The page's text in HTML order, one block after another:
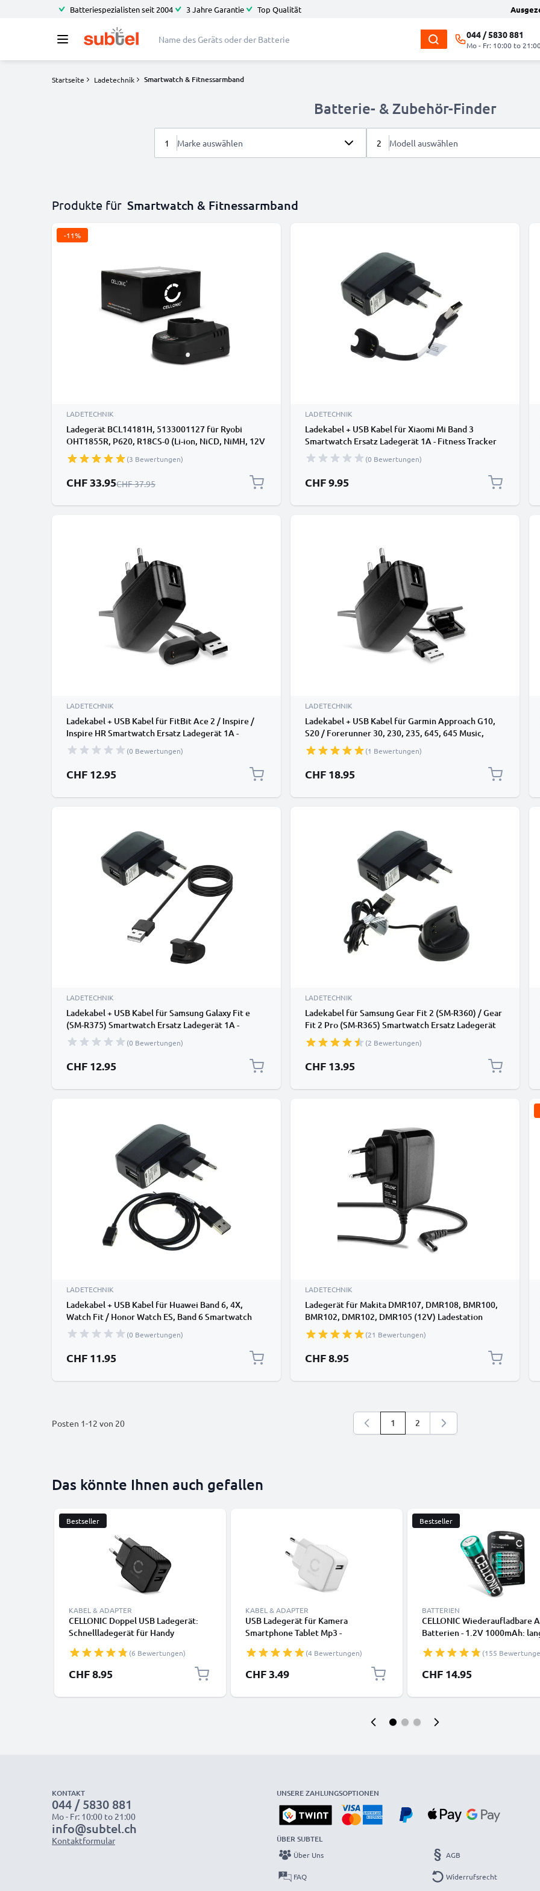
Batteriespezialisten seit 2004 3 Jahre Garantie Top Qualität
044 / 5830 881
Mo - Fr: 10:00 to 21:00
Startseite Ladetechnik Smartwatch & Fitnessarmband
Batterie- & Zubehör-Finder
1 Marke auswählen 2 Modell auswählen
Produkte für Smartwatch & Fitnessarmband
-11%
LADETECHNIK
Ladegerät BCL14181H, 5133001127 für Ryobi
OHT1855R, P620, R18CS-0 (Li-ion, NiCD, NiMH, 12V
/ 14.4V / 18V) BCL14181H,5133001127 Ladestation
(3 Bewertungen)
Sonderpreis
CHF 33.95Regulärer Preis
CHF 37.95
LADETECHNIK
Ladekabel + USB Kabel für Xiaomi Mi Band 3
Smartwatch Ersatz Ladegerät 1A - Fitness Tracker
Armband Auflader(0 Bewertungen)
CHF 9.95
LADETECHNIK
Ladekabel + USB Kabel für FitBit Ace 2 / Inspire /
Inspire HR Smartwatch Ersatz Ladegerät 1A -
Fitness Tracker Armband Auflader
(0 Bewertungen)
CHF 12.95
LADETECHNIK
Ladekabel + USB Kabel für Garmin Approach G10,
S20 / Forerunner 30, 230, 235, 645, 645 Music,
735XT / vivomove HR Smartwatch Ersatz Ladegerät
1A - Fitness Tracker Armband Auflader
(1 Bewertungen)
CHF 18.95
LADETECHNIK
Ladekabel + USB Kabel für Samsung Galaxy Fit e
(SM-R375) Smartwatch Ersatz Ladegerät 1A -
Fitness Tracker Armband Auflader
(0 Bewertungen)
CHF 12.95
LADETECHNIK
Ladekabel für Samsung Gear Fit 2 (SM-R360) / Gear
Fit 2 Pro (SM-R365) Smartwatch Ersatz Ladegerät
1A - Fitness Tracker Armband Auflader
(2 Bewertungen)
CHF 13.95
LADETECHNIK
Ladekabel + USB Kabel für Huawei Band 6, 4X,
Watch Fit / Honor Watch ES, Band 6 Smartwatch
Ersatz Ladegerät 1A - Fitness Tracker Armband
Auflader
(0 Bewertungen)
CHF 11.95
LADETECHNIK
Ladegerät für Makita DMR107, DMR108, BMR100,
BMR102, DMR102, DMR105 (12V) Ladestation
(21 Bewertungen)
CHF 8.95
Posten 1-12 von 20 Sie lesen gerade die Seite
1 Seite
2
Das könnte Ihnen auch gefallen
Bestseller
KABEL & ADAPTER
CELLONIC Doppel USB Ladegerät:
Schnellladegerät für Handy
Ladeadapter mit Dual Anschluss
Stecker - Mehrfach Ladestecker für
Steckdose - Multi Lader Netzstecker
(6 Bewertungen)
CHF 8.95
KABEL & ADAPTER
USB Ladegerät für Kamera
Smartphone Tablet Mp3 -
Stecker - Strom Adapter:
Ladestecker für Steckdose - Lader
Netzstecker Netzteil
(4 Bewertungen)
CHF 3.49
Bestseller
BATTERIEN
CELLONIC Wiederaufladbare
Batterien - 1.2V 1000mAh:
Fernbedienung Telefon
Solarlampe - Akkubatterie:
aufladbare NiMH Akku AAA
(155
CHF 14.95
KONTAKT
044 / 5830 881
Mo - Fr: 10:00 to 21:00
info@subtel.ch
Kontaktformular
UNSERE ZAHLUNGSOPTIONEN
ÜBER SUBTEL
Über Uns
FAQ
AGB
Widerrufsrecht